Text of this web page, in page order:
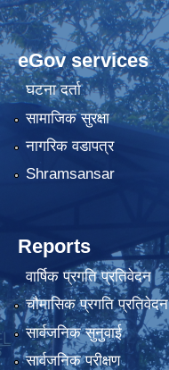
eGov services
घटना दर्ता
सामाजिक सुरक्षा
नागरिक वडापत्र
Shramsansar
Reports
वार्षिक प्रगति प्रतिवेदन
चौमासिक प्रगति प्रतिवेदन
सार्वजनिक सुनुवाई
सार्वजनिक परीक्षण